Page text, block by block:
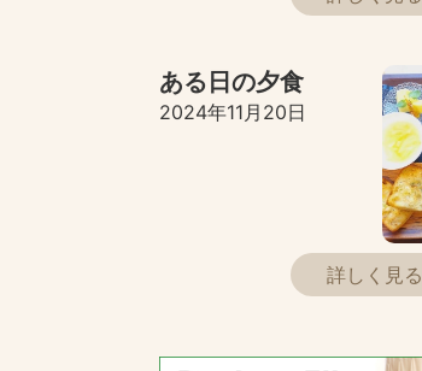
ある日の夕食
2024年11月20日
詳しく見る